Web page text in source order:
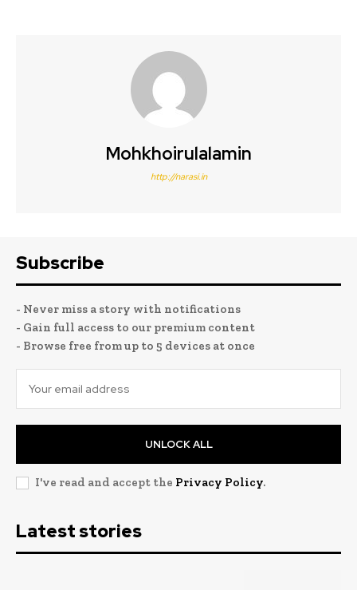
Mohkhoirulalamin
http://narasi.in
Subscribe
- Never miss a story with notifications
- Gain full access to our premium content
- Browse free from up to 5 devices at once
UNLOCK ALL
I've read and accept the Privacy Policy.
Latest stories